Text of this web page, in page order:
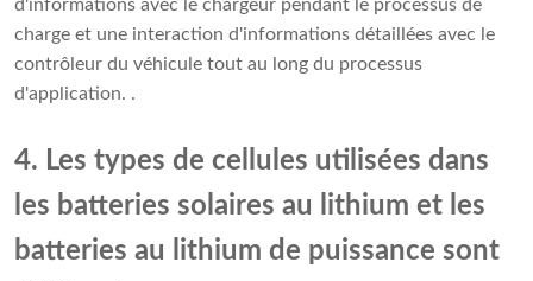
d'informations avec le chargeur pendant le processus de
charge et une interaction d'informations détaillées avec le
contrôleur du véhicule tout au long du processus
d'application. .
4. Les types de cellules utilisées dans
les batteries solaires au lithium et les
batteries au lithium de puissance sont